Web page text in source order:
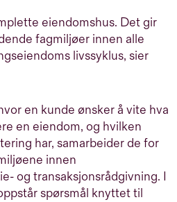
eiendomshus. Det gir
fagmiljøer innen alle
livssyklus, sier
en kunde ønsker å vite hva
en eiendom, og hvilken
har, samarbeider de for
innen
og transaksjonsrådgivning. I
spørsmål knyttet til